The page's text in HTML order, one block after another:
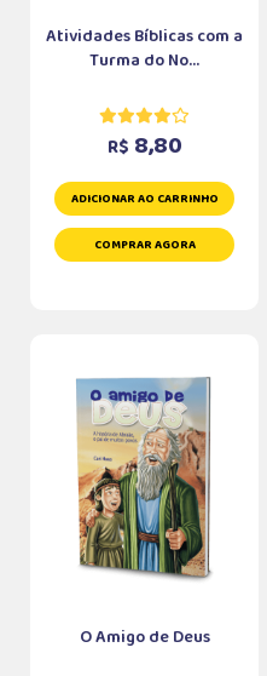
Atividades Bíblicas com a
Turma do No...
R$ 8,80
ADICIONAR AO CARRINHO
COMPRAR AGORA
O Amigo de Deus